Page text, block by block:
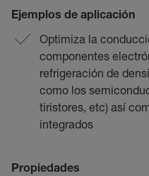
Ejemplos de aplicación
Optimiza la
componentes
refrigeración de
como los
tiristores, etc) así
integrados
Propiedades